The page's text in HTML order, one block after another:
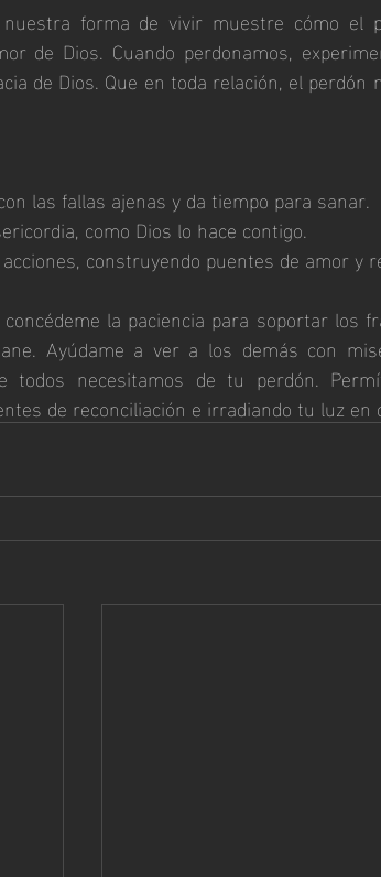
forma de vivir muestre cómo el
de Dios. Cuando perdonamos,
de Dios. Que en toda relación, el
las fallas ajenas y da tiempo para sanar.
como Dios lo hace contigo.
construyendo puentes de amor y
la paciencia para soportar los
Ayúdame a ver a los demás con
todos necesitamos de tu perdón.
de reconciliación e irradiando tu luz en